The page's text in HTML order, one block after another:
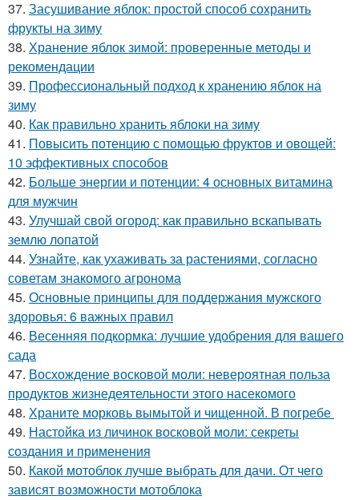
37. Засушивание яблок: простой способ сохранить
фрукты на зиму
38. Хранение яблок зимой: проверенные методы и
рекомендации
39. Профессиональный подход к хранению яблок на
зиму
40. Как правильно хранить яблоки на зиму
41. Повысить потенцию с помощью фруктов и овощей:
10 эффективных способов
42. Больше энергии и потенции: 4 основных витамина
для мужчин
43. Улучшай свой огород: как правильно вскапывать
землю лопатой
44. Узнайте, как ухаживать за растениями, согласно
советам знакомого агронома
45. Основные принципы для поддержания мужского
здоровья: 6 важных правил
46. Весенняя подкормка: лучшие удобрения для вашего
сада
47. Восхождение восковой моли: невероятная польза
продуктов жизнедеятельности этого насекомого
48. Храните морковь вымытой и чищенной. В погребе
49. Настойка из личинок восковой моли: секреты
создания и применения
50. Какой мотоблок лучше выбрать для дачи. От чего
зависят возможности мотоблока